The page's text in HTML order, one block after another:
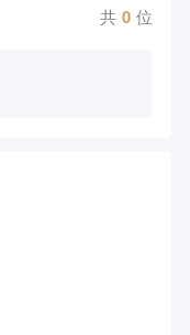
共 0 位